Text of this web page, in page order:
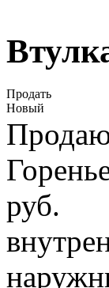
Продать
Новый
руб.